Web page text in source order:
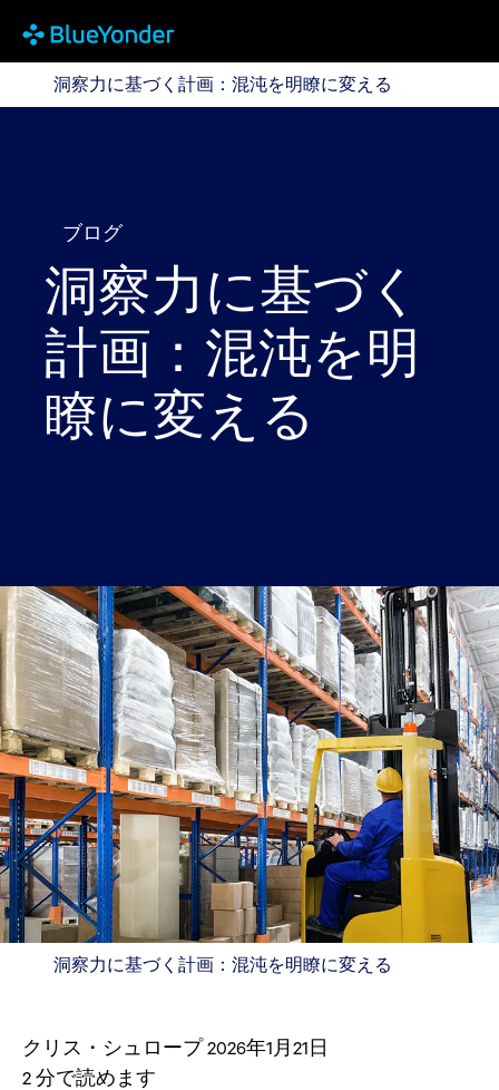
洞察力に基づく計画：混沌を明瞭に変える
洞察力に基づく計画：混沌を明瞭に変える
ブログ
洞察力に基づく
計画：混沌を明
瞭に変える
洞察力に基づく計画：混沌を明瞭に変える
クリス・シュロープ2026年1月21日
2分で読めます